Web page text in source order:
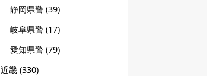
静岡県警 (39)
岐阜県警 (17)
愛知県警 (79)
近畿 (330)